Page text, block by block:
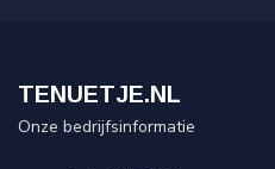
TENUETJE.NL
Onze bedrijfsinformatie